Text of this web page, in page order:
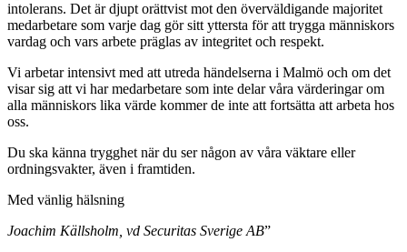
intolerans. Det är djupt orättvist mot den överväldigande majoritet
medarbetare som varje dag gör sitt yttersta för att trygga människors
vardag och vars arbete präglas av integritet och respekt.
Vi arbetar intensivt med att utreda händelserna i Malmö och om det
visar sig att vi har medarbetare som inte delar våra värderingar om
alla människors lika värde kommer de inte att fortsätta att arbeta hos
oss.
Du ska känna trygghet när du ser någon av våra väktare eller
ordningsvakter, även i framtiden.
Med vänlig hälsning
Joachim Källsholm, vd Securitas Sverige AB”